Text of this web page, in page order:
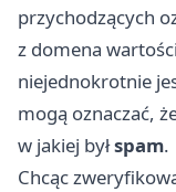
przychodzących
z domena
niejednokrotnie
mogą oznaczać,
w jakiej byłspam.
Chcąc